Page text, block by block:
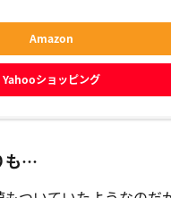
Amazon
Yahooショッピング
も…